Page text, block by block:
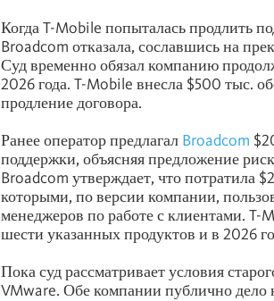
Когда T-Mobile попыталась продлить
Broadcom отказала, сославшись на
Суд временно обязал компанию
2026 года. T-Mobile внесла $500 тыс.
продление договора.
Ранее оператор предлагал Broadcom
поддержки, объясняя предложение
Broadcom утверждает, что потратила
которыми, по версии компании,
менеджеров по работе с клиентами. T-
шести указанных продуктов и в 2026
Пока суд рассматривает условия
VMware. Обе компании публично дело